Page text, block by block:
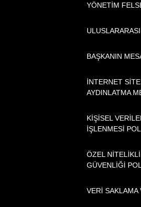
YÖNETİM
BAŞKANIN
İNTERNET
AYDINLATMA
KİŞİSEL
İŞLENMESİ
ÖZEL
GÜVENLİĞİ
VERİ SAKLAMA